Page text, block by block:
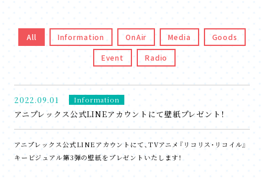
All Information OnAir Media Goods
Event Radio
2022.09.01 Information
アニプレックス公式LINEアカウントにて壁紙プレゼント！
アニプレックス公式LINEアカウントにて、TVアニメ『リコリス・リコイル』
キービジュアル第3弾の壁紙をプレゼントいたします！